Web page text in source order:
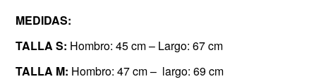
MEDIDAS:
TALLA S: Hombro: 45 cm – Largo: 67 cm
TALLA M: Hombro: 47 cm – largo: 69 cm